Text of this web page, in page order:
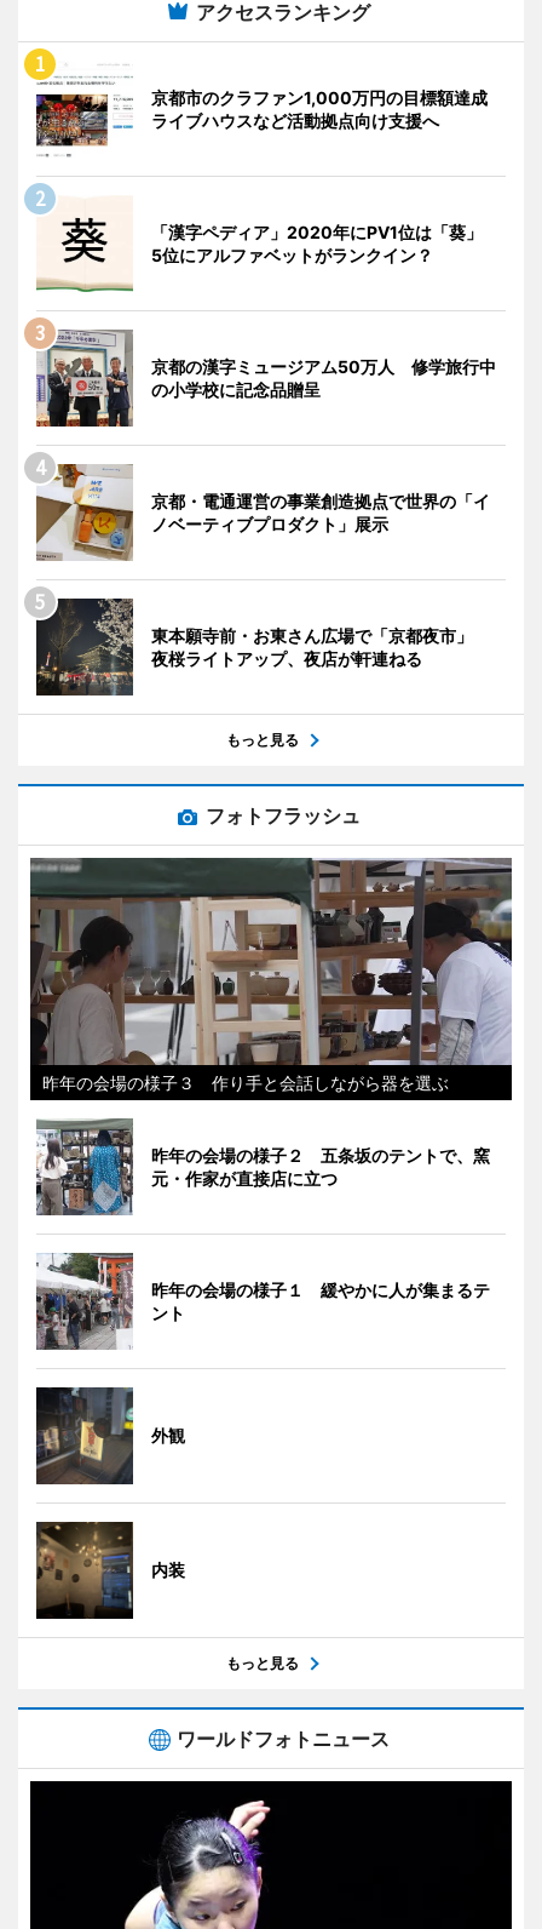
アクセスランキング
京都市のクラファン1,000万円の目標額達成
ライブハウスなど活動拠点向け支援へ
「漢字ペディア」2020年にPV1位は「葵」
5位にアルファベットがランクイン？
京都の漢字ミュージアム50万人 修学旅行中
の小学校に記念品贈呈
京都・電通運営の事業創造拠点で世界の「イ
ノベーティブプロダクト」展示
東本願寺前・お東さん広場で「京都夜市」
夜桜ライトアップ、夜店が軒連ねる
もっと見る
フォトフラッシュ
昨年の会場の様子３ 作り手と会話しながら器を選ぶ
昨年の会場の様子２ 五条坂のテントで、窯
元・作家が直接店に立つ
昨年の会場の様子１ 緩やかに人が集まるテ
ント
外観
内装
もっと見る
ワールドフォトニュース